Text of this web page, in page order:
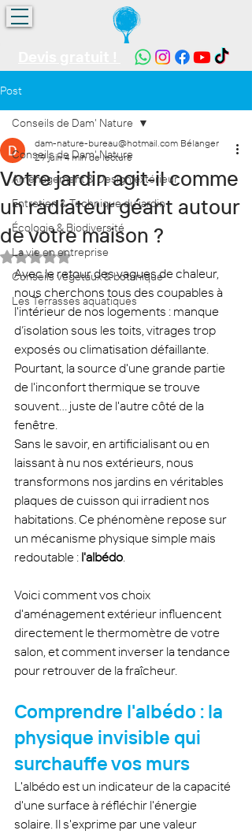
Post
Conseils de Dam' Nature
Aménagement & Design extérieur
Entretien & Technique du jardin
Écologie & Biodiversité
La vie en entreprise
Conseils végétaux & botanique
Les Terrasses aquatiques
Conseils de Dam' Nature
Votre jardin agit-il comme
un radiateur géant autour
de votre maison ?
dam-nature-bureau@hotmail.com Bélanger
29 juin 4 min de lecture
Noté NaN étoiles sur 5.
Avec le retour des vagues de chaleur,
nous cherchons tous des coupables à
l'intérieur de nos logements : manque
d’isolation sous les toits, vitrages trop
exposés ou climatisation défaillante.
Pourtant, la source d'une grande partie
de l'inconfort thermique se trouve
souvent... juste de l'autre côté de la
fenêtre.
Sans le savoir, en artificialisant ou en
laissant à nu nos extérieurs, nous
transformons nos jardins en véritables
plaques de cuisson qui irradient nos
habitations. Ce phénomène repose sur
un mécanisme physique simple mais
redoutable : l'albédo.
Voici comment vos choix
d'aménagement extérieur influencent
directement le thermomètre de votre
salon, et comment inverser la tendance
pour retrouver de la fraîcheur.
Comprendre l'albédo : la
physique invisible qui
surchauffe vos murs
L'albédo est un indicateur de la capacité
d'une surface à réfléchir l'énergie
solaire. Il s'exprime par une valeur